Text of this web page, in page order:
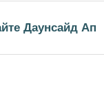
Даунсайд Ап